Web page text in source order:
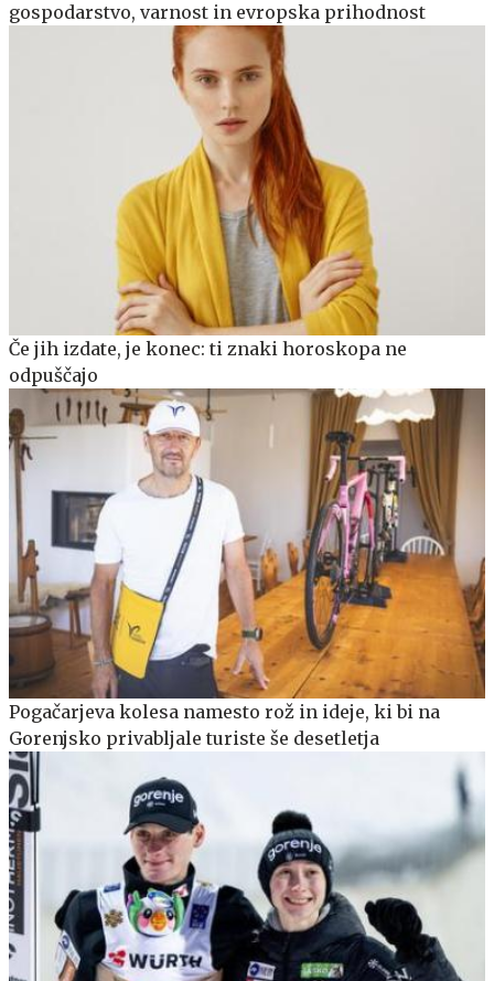
gospodarstvo, varnost in evropska prihodnost
Če jih izdate, je konec: ti znaki horoskopa ne
odpuščajo
Pogačarjeva kolesa namesto rož in ideje, ki bi na
Gorenjsko privabljale turiste še desetletja